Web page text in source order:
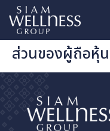
ส่วนของผู้ถือหุ้